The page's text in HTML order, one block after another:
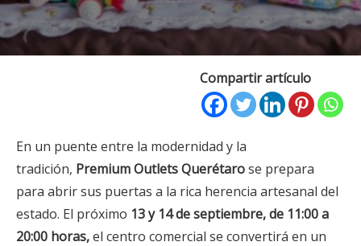
Compartir artículo
En un puente entre la modernidad y la
tradición, Premium Outlets Querétarose prepara
para abrir sus puertas a la rica herencia artesanal del
estado. El próximo 13 y 14 de septiembre, de 11:00 a
20:00 horas,el centro comercial se convertirá en un